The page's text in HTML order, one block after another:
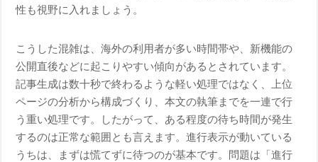
性も視野に入れましょう。
こうした混雑は、海外の利用者が多い時間帯や、新機能の
公開直後などに起こりやすい傾向があるとされています。
記事生成は数十秒で終わるような軽い処理ではなく、上位
ページの分析から構成づくり、本文の執筆までを一連で行
う重い処理です。したがって、ある程度の待ち時間が発生
するのは正常な範囲とも言えます。進行表示が動いている
うちは、まずは慌てずに待つのが基本です。問題は「進行